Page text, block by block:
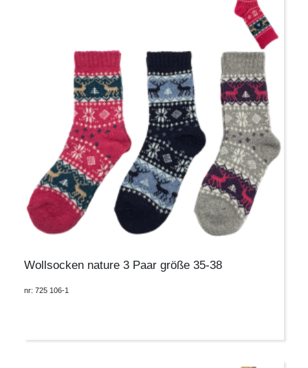
Wollsocken nature 3 Paar größe 35-38
nr: 725 106-1